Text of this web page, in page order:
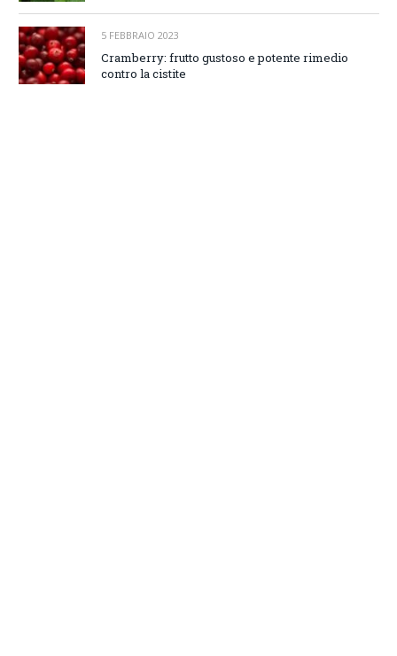
5 FEBBRAIO 2023
Cramberry: frutto gustoso e potente rimedio
contro la cistite